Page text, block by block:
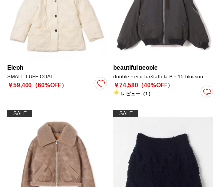
Eleph
SMALL PUFF COAT
￥59,400（60%OFF）
beautiful people
double－end fur×taffeta B－15 blouson
￥74,580（40%OFF）
レビュー（1）
SALE SALE